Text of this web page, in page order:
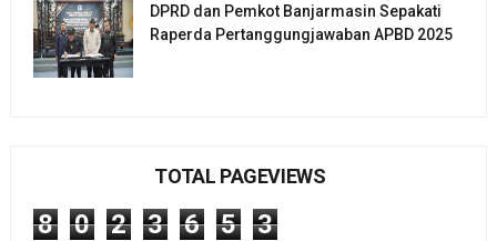
DPRD dan Pemkot Banjarmasin Sepakati
Raperda Pertanggungjawaban APBD 2025
TOTAL PAGEVIEWS
8 0 2 3 6 5 3